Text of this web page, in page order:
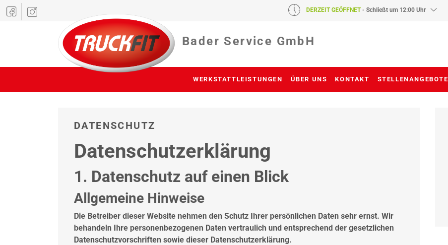
DERZEIT GEÖFFNET - Schließt um 12:00 Uhr
Bader Service GmbH
WERKSTATTLEISTUNGEN ÜBER UNS KONTAKT STELLENANGEBOTE
DATENSCHUTZ
Datenschutzerklärung
1. Datenschutz auf einen Blick
Allgemeine Hinweise
Die Betreiber dieser Website nehmen den Schutz Ihrer persönlichen Daten sehr ernst. Wir
behandeln Ihre personenbezogenen Daten vertraulich und entsprechend der gesetzlichen
Datenschutzvorschriften sowie dieser Datenschutzerklärung.